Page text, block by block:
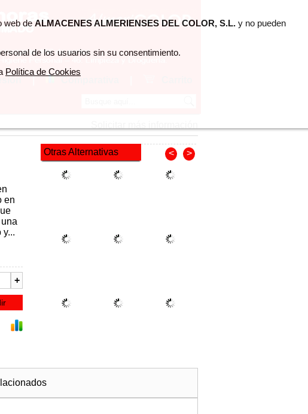
en
y...
Otras Alternativas >
<
web de ALMACENES ALMERIENSES DEL COLOR, S.L.y no pueden
de los usuarios sin su consentimiento.
Política de Cookies